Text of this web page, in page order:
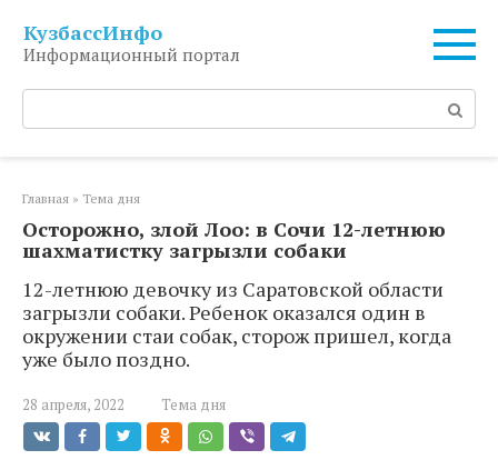
контенту
КузбассИнфо
Информационный портал
Поиск:
Главная » Тема дня
Осторожно, злой Лоо: в Сочи 12-летнюю
шахматистку загрызли собаки
12-летнюю девочку из Саратовской области
загрызли собаки. Ребенок оказался один в
окружении стаи собак, сторож пришел, когда
уже было поздно.
28 апреля, 2022 Тема дня